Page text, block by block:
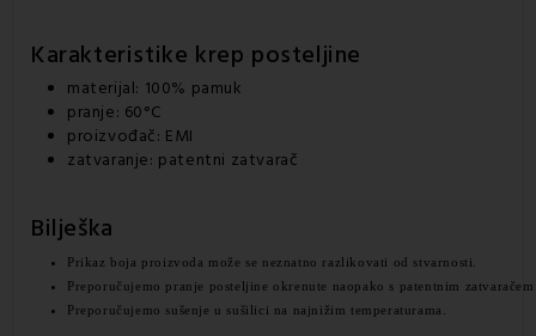
Karakteristike krep posteljine
materijal: 100% pamuk
pranje: 60°C
proizvođač: EMI
zatvaranje: patentni zatvarač
Bilješka
Prikaz boja proizvoda može se neznatno razlikovati od stvarnosti.
Preporučujemo pranje posteljine okrenute naopako s patentnim
Preporučujemo sušenje u sušilici na najnižim temperaturama.